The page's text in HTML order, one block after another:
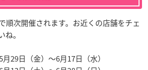
順次開催されます。お近くの店舗をチェ
。
29日（金）〜6月17日（水）